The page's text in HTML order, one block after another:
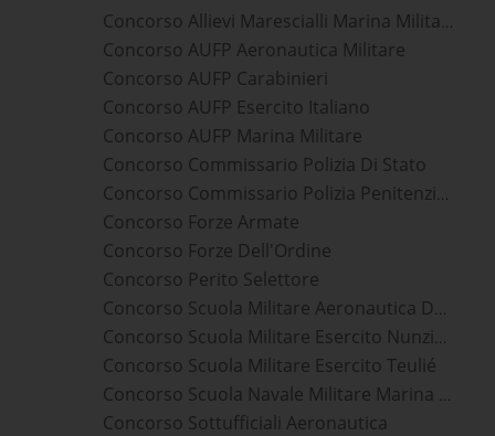
Concorso Allievi Marescialli Marina Militare
Concorso AUFP Aeronautica Militare
Concorso AUFP Carabinieri
Concorso AUFP Esercito Italiano
Concorso AUFP Marina Militare
Concorso Commissario Polizia Di Stato
Concorso Commissario Polizia Penitenziaria
Concorso Forze Armate
Concorso Forze Dell'Ordine
Concorso Perito Selettore
Concorso Scuola Militare Aeronautica Douhet
Concorso Scuola Militare Esercito Nunziatella
Concorso Scuola Militare Esercito Teulié
Concorso Scuola Navale Militare Marina Morosini
Concorso Sottufficiali Aeronautica